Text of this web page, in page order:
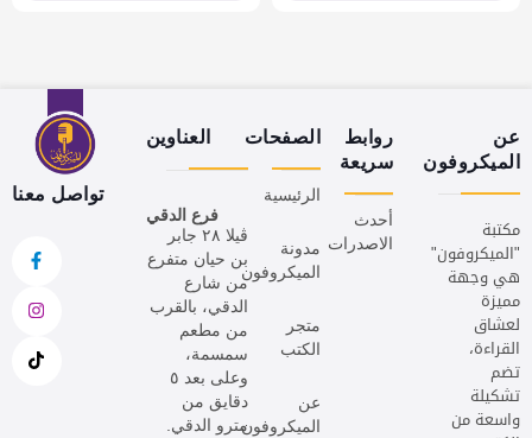
عن
الميكروفون
مكتبة
"الميكروفون"
هي وجهة
مميزة
لعشاق
القراءة،
تضم
تشكيلة
واسعة من
روابط
سريعة
أحدث
الاصدرات
الصفحات
الرئيسية
مدونة
الميكروفون
متجر
الكتب
عن
الميكروفون
العناوين
فرع الدقي
ڤيلا ٢٨ جابر
بن حيان متفرع
من شارع
الدقي، بالقرب
من مطعم
سمسمة،
وعلى بعد ٥
دقايق من
مترو الدقي.
تواصل معنا